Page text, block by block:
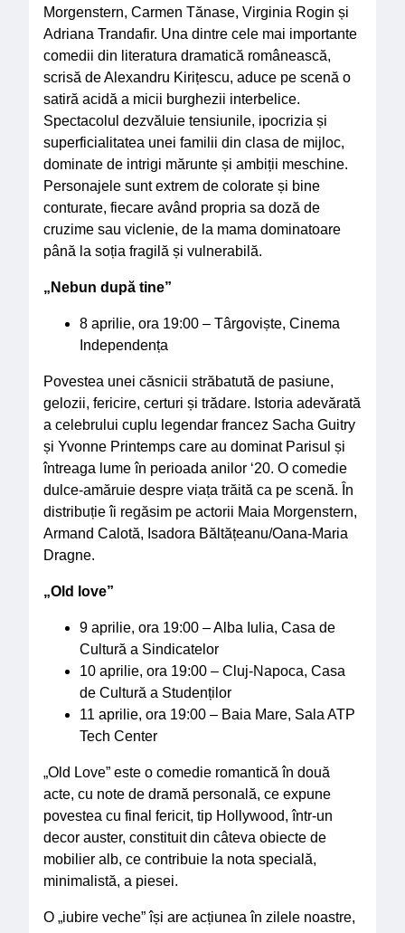
Morgenstern, Carmen Tănase, Virginia Rogin și
Adriana Trandafir. Una dintre cele mai importante
comedii din literatura dramatică românească,
scrisă de Alexandru Kirițescu, aduce pe scenă o
satiră acidă a micii burghezii interbelice.
Spectacolul dezvăluie tensiunile, ipocrizia și
superficialitatea unei familii din clasa de mijloc,
dominate de intrigi mărunte și ambiții meschine.
Personajele sunt extrem de colorate și bine
conturate, fiecare având propria sa doză de
cruzime sau viclenie, de la mama dominatoare
până la soția fragilă și vulnerabilă.
„Nebun după tine”
8 aprilie, ora 19:00 – Târgoviște, Cinema
Independența
Povestea unei căsnicii străbatută de pasiune,
gelozii, fericire, certuri și trădare. Istoria adevărată
a celebrului cuplu legendar francez Sacha Guitry
și Yvonne Printemps care au dominat Parisul și
întreaga lume în perioada anilor ‘20. O comedie
dulce-amăruie despre viața trăită ca pe scenă. În
distribuție îi regăsim pe actorii Maia Morgenstern,
Armand Calotă, Isadora Băltățeanu/Oana-Maria
Dragne.
„Old love”
9 aprilie, ora 19:00 – Alba Iulia, Casa de
Cultură a Sindicatelor
10 aprilie, ora 19:00 – Cluj-Napoca, Casa
de Cultură a Studenților
11 aprilie, ora 19:00 – Baia Mare, Sala ATP
Tech Center
„Old Love” este o comedie romantică în două
acte, cu note de dramă personală, ce expune
povestea cu final fericit, tip Hollywood, într-un
decor auster, constituit din câteva obiecte de
mobilier alb, ce contribuie la nota specială,
minimalistă, a piesei.
O „iubire veche” își are acțiunea în zilele noastre,